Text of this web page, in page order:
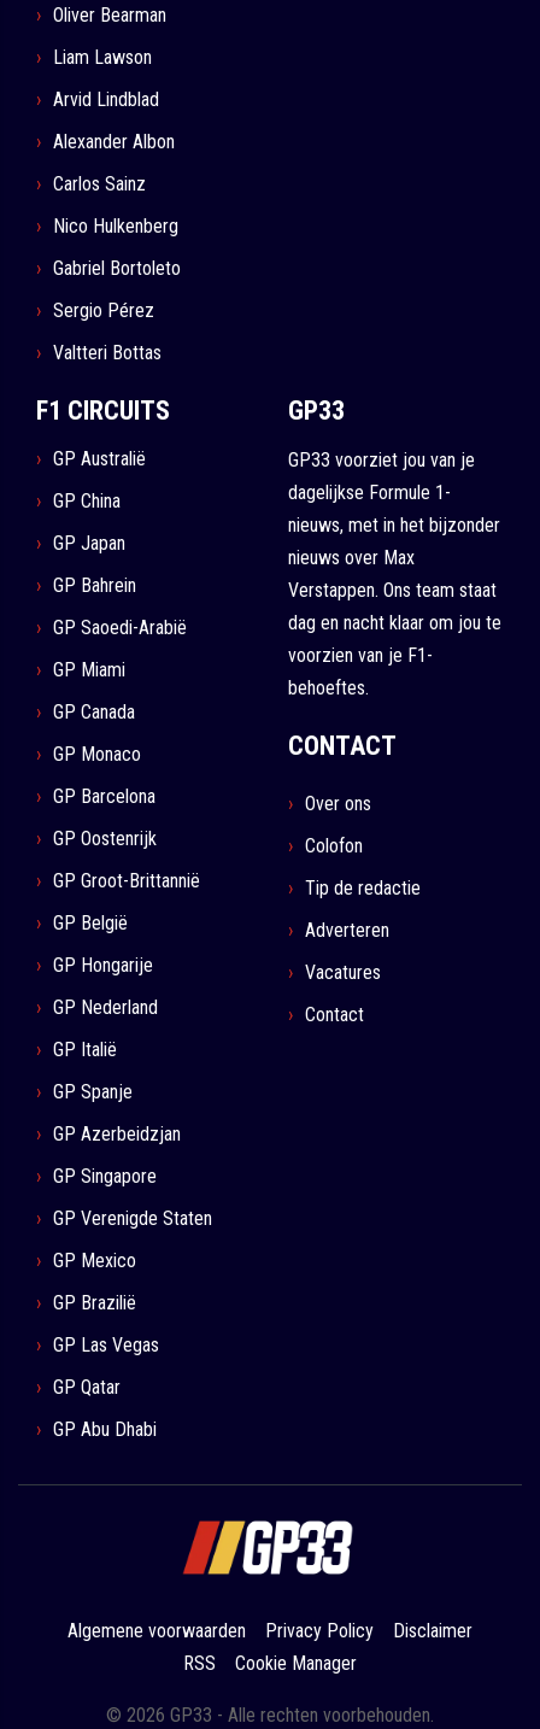
Oliver Bearman
Liam Lawson
Arvid Lindblad
Alexander Albon
Carlos Sainz
Nico Hulkenberg
Gabriel Bortoleto
Sergio Pérez
Valtteri Bottas
F1 CIRCUITS
GP Australië
GP China
GP Japan
GP Bahrein
GP Saoedi-Arabië
GP Miami
GP Canada
GP Monaco
GP Barcelona
GP Oostenrijk
GP Groot-Brittannië
GP België
GP Hongarije
GP Nederland
GP Italië
GP Spanje
GP Azerbeidzjan
GP Singapore
GP Verenigde Staten
GP Mexico
GP Brazilië
GP Las Vegas
GP Qatar
GP Abu Dhabi
GP33
GP33 voorziet jou van je
dagelijkse Formule 1-
nieuws, met in het bijzonder
nieuws over Max
Verstappen. Ons team staat
dag en nacht klaar om jou te
voorzien van je F1-
behoeftes.
CONTACT
Over ons
Colofon
Tip de redactie
Adverteren
Vacatures
Contact
Algemene voorwaarden Privacy Policy
Disclaimer
RSS
Cookie Manager
© 2026 GP33 - Alle rechten voorbehouden.